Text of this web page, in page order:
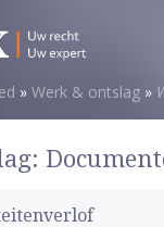
» Werk & ontslag »